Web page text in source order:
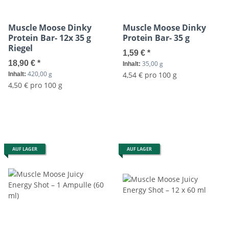
Muscle Moose Dinky
Protein Bar- 12x 35 g
Riegel
18,90 € *
Inhalt: 420,00 g
4,50 € pro 100 g
Muscle Moose Dinky
Protein Bar- 35 g
1,59 € *
Inhalt: 35,00 g
4,54 € pro 100 g
AUF LAGER AUF LAGER